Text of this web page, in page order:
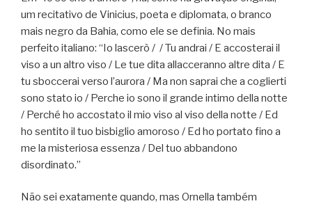
um recitativo de Vinicius, poeta e diplomata, o branco
mais negro da Bahia, como ele se definia. No mais
perfeito italiano: “Io lascerò / / Tu andrai / E accosterai il
viso a un altro viso / Le tue dita allacceranno altre dita / E
tu sboccerai verso l’aurora / Ma non saprai che a coglierti
sono stato io / Perche io sono il grande intimo della notte
/ Perché ho accostato il mio viso al viso della notte / Ed
ho sentito il tuo bisbiglio amoroso / Ed ho portato fino a
me la misteriosa essenza / Del tuo abbandono
disordinato.”
Não sei exatamente quando, mas Ornella também